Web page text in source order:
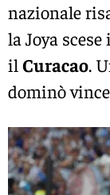
nazionale
la Joya
il Curacao.
dominò